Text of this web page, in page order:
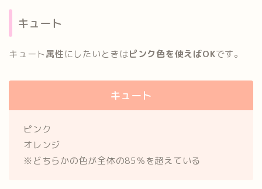
キュート
キュート属性にしたいときはピンク色を使えばOKです。
キュート
ピンク
オレンジ
※どちらかの色が全体の85％を超えている